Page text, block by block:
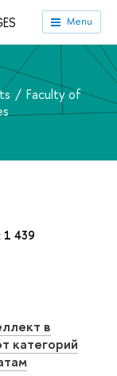
Menu
Faculty of
1 439
в
категорий